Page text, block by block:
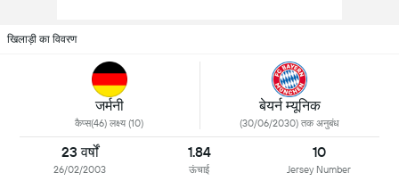
खिलाड़ी का विवरण
जर्मनी
कैप्स(46) लक्ष्य (10)
बेयर्न म्यूनिक
(30/06/2030) तक अनुबंध
23 वर्षों
26/02/2003
1.84
ऊंचाई
10
Jersey Number